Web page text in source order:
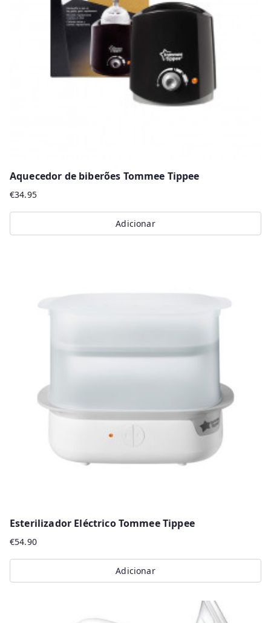
Aquecedor de biberões Tommee Tippee
€34.95
Adicionar
Esterilizador Eléctrico Tommee Tippee
€54.90
Adicionar